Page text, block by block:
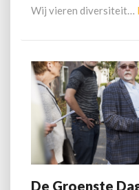
Wij vieren diversiteit…
De
De Groenste